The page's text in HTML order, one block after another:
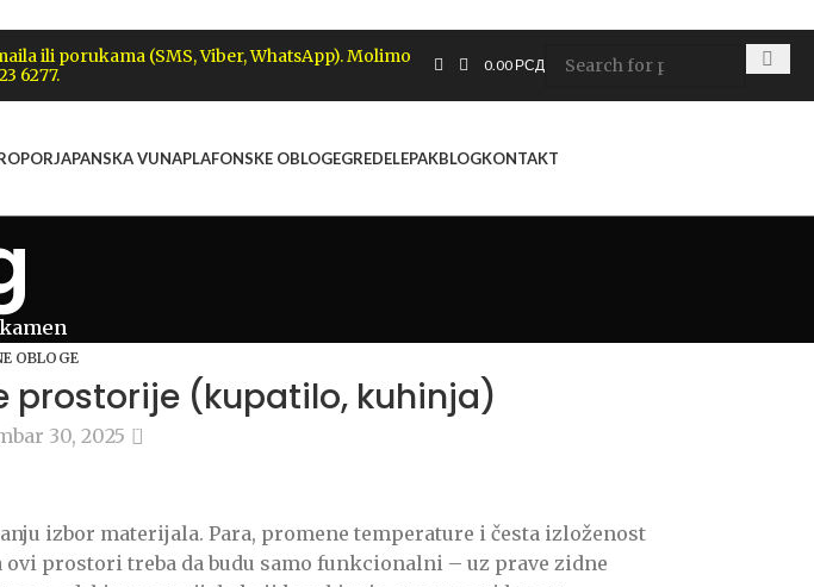
ili porukama (SMS, Viber, WhatsApp). Molimo
6277.
0.00 РСД
JAPANSKA VUNAPLAFONSKE OBLOGEGREDELEPAKBLOGKONTAKT
OBLOGE
prostorije (kupatilo, kuhinja)
30, 2025 0
izbor materijala. Para, promene temperature i česta izloženost
prostori treba da budu samo funkcionalni – uz prave zidne